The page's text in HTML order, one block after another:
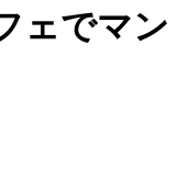
ェでマン